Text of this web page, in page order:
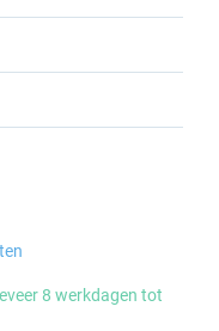
8 werkdagen tot